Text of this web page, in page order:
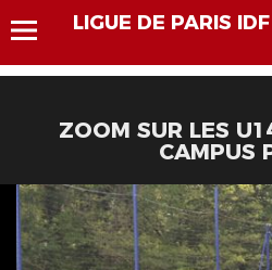
LIGUE DE PARIS IDF
ZOOM SUR LES
CAMPUS